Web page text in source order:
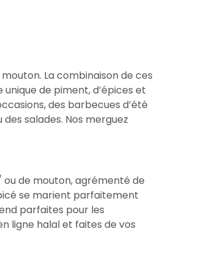
La combinaison de ces
de piment, d’épices et
des barbecues d’été
salades. Nos merguez
de mouton, agrémenté de
se marient parfaitement
parfaites pour les
ligne halal et faites de vos